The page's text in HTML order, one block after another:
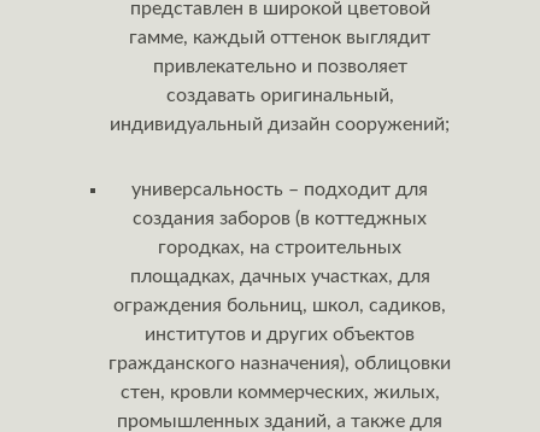
представлен в широкой цветовой
гамме, каждый оттенок выглядит
привлекательно и позволяет
создавать оригинальный,
индивидуальный дизайн сооружений;
универсальность – подходит для
создания заборов (в коттеджных
городках, на строительных
площадках, дачных участках, для
ограждения больниц, школ, садиков,
институтов и других объектов
гражданского назначения), облицовки
стен, кровли коммерческих, жилых,
промышленных зданий, а также для